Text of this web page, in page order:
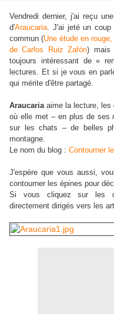
Vendredi dernier, j'ai reçu
d'Araucaria. J'ai jeté un
commun (Une étude en
de Carlos Ruiz Zafón) mais
toujours intéressant de «
lectures. Et si je vous en
qui mérite d'être partagé.
Araucariaaime la lecture, les
où elle met – en plus de ses
sur les chats – de belles
montagne.
Le nom du blog : Contourner
J'espère que vous aussi,
contourner les épines pour
Si vous cliquez sur les
directement dirigés vers les